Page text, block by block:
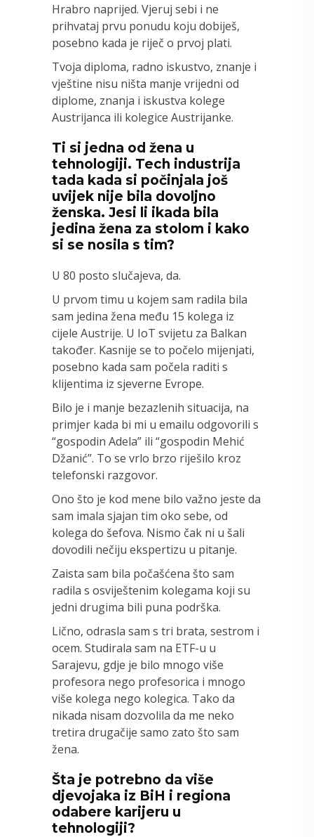
Hrabro naprijed. Vjeruj sebi i ne
prihvataj prvu ponudu koju dobiješ,
posebno kada je riječ o prvoj plati.
Tvoja diploma, radno iskustvo, znanje i
vještine nisu ništa manje vrijedni od
diplome, znanja i iskustva kolege
Austrijanca ili kolegice Austrijanke.
Ti si jedna od žena u
tehnologiji. Tech industrija
tada kada si počinjala još
uvijek nije bila dovoljno
ženska. Jesi li ikada bila
jedina žena za stolom i kako
si se nosila s tim?
U 80 posto slučajeva, da.
U prvom timu u kojem sam radila bila
sam jedina žena među 15 kolega iz
cijele Austrije. U IoT svijetu za Balkan
također. Kasnije se to počelo mijenjati,
posebno kada sam počela raditi s
klijentima iz sjeverne Evrope.
Bilo je i manje bezazlenih situacija, na
primjer kada bi mi u emailu odgovorili s
“gospodin Adela” ili “gospodin Mehić
Džanić”. To se vrlo brzo riješilo kroz
telefonski razgovor.
Ono što je kod mene bilo važno jeste da
sam imala sjajan tim oko sebe, od
kolega do šefova. Nismo čak ni u šali
dovodili nečiju ekspertizu u pitanje.
Zaista sam bila počašćena što sam
radila s osviještenim kolegama koji su
jedni drugima bili puna podrška.
Lično, odrasla sam s tri brata, sestrom i
ocem. Studirala sam na ETF-u u
Sarajevu, gdje je bilo mnogo više
profesora nego profesorica i mnogo
više kolega nego kolegica. Tako da
nikada nisam dozvolila da me neko
tretira drugačije samo zato što sam
žena.
Šta je potrebno da više
djevojaka iz BiH i regiona
odabere karijeru u
tehnologiji?